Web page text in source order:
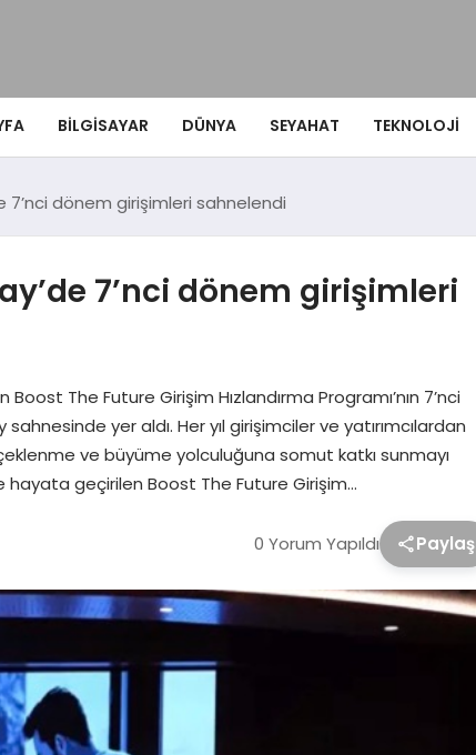
BILGISAYAR DÜNYA SEYAHAT TEKNOLOJI
7’nci dönem girişimleri sahnelendi
7’nci dönem girişimleri
The Future Girişim Hızlandırma Programı’nın 7’nci
yer aldı. Her yıl girişimciler ve yatırımcılardan
ve büyüme yolculuğuna somut katkı sunmayı
hayata geçirilen Boost The Future Girişim…
0 Yorum Yapıldı Paylaş